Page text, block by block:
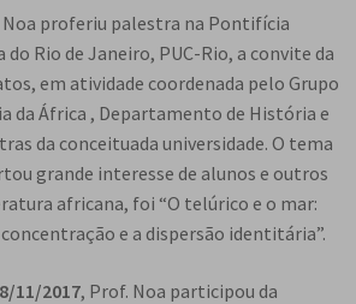
Noa proferiu palestra na Pontifícia
do Rio de Janeiro, PUC-Rio, a convite da
em atividade coordenada pelo Grupo
da África , Departamento de História e
da conceituada universidade. O tema
grande interesse de alunos e outros
africana, foi “O telúrico e o mar:
e a dispersão identitária”.
11/2017, Prof. Noa participou da